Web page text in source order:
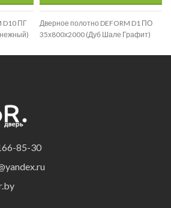
D10 ПГ
Дверное полотно DEFORM D1 ПО
35х800х2000 (Дуб Шале Графит)
85-30